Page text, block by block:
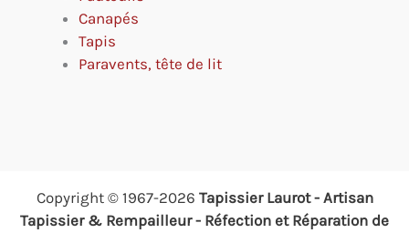
Canapés
Tapis
Paravents, tête de lit
Copyright © 1967-2026 Tapissier Laurot - Artisan
Tapissier & Rempailleur - Réfection et Réparation de